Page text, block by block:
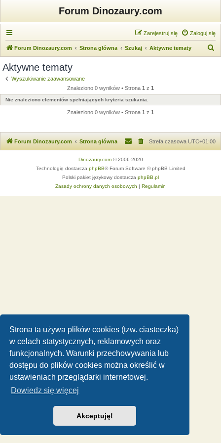
Strona ta używa plików cookies (tzw. ciasteczka)
w celach statystycznych, reklamowych oraz
funkcjonalnych. Warunki przechowywania lub
dostępu do plików cookies można określić w
ustawieniach przeglądarki internetowej.
Dowiedz się więcej
Akceptuję!
Forum Dinozaury.com
Zaloguj się
Zarejestruj się
Forum Dinozaury.com Strona główna Szukaj Aktywne tematy
a
j
Aktywne tematy
Wyszukiwanie zaawansowane
Znaleziono 0 wyników • Strona 1 z 1
Nie znaleziono elementów spełniających kryteria szukania.
Znaleziono 0 wyników • Strona 1 z 1
Forum Dinozaury.com Strona główna Strefa czasowa UTC+01:00
Dinozaury.com© 2006-2020
Technologię dostarcza phpBB® Forum Software © phpBB Limited
Polski pakiet językowy dostarcza phpBB.pl
Zasady ochrony danych osobowych | Regulamin